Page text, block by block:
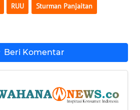
RUU Sturman Panjaitan
Beri Komentar